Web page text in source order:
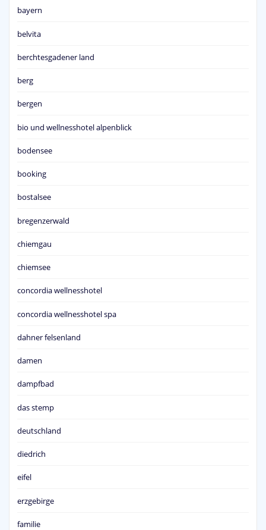
bayern
belvita
berchtesgadener land
berg
bergen
bio und wellnesshotel alpenblick
bodensee
booking
bostalsee
bregenzerwald
chiemgau
chiemsee
concordia wellnesshotel
concordia wellnesshotel spa
dahner felsenland
damen
dampfbad
das stemp
deutschland
diedrich
eifel
erzgebirge
familie